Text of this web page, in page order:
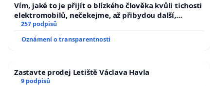
Vím, jaké to je přijít o blízkého člověka kvůli tichosti
elektromobilů, nečekejme, až přibydou další,
zaveďme slyšitelná auta!
257 podpisů
Oznámení o transparentnosti
Zastavte prodej Letiště Václava Havla
9 podpisů